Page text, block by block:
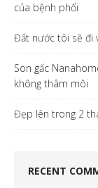
của bệnh phổi
Đất nước tôi sẽ đi
Son gấc
không thâm môi
Đẹp lên trong 2
RECENT